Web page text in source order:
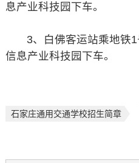
息产业科技园下车。
3、白佛客运站乘地铁1
信息产业科技园下车。
石家庄通用交通学校招生简章